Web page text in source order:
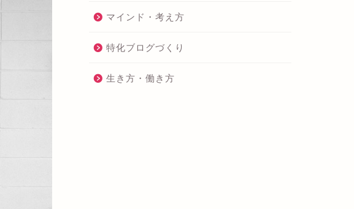
マインド・考え方
特化ブログづくり
生き方・働き方